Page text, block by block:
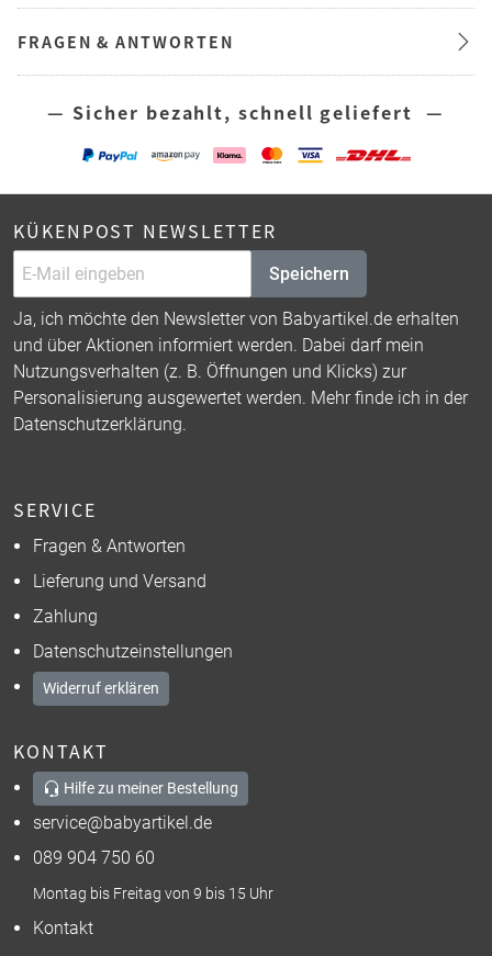
FRAGEN & ANTWORTEN
— Sicher bezahlt, schnell geliefert —
KÜKENPOST NEWSLETTER
Speichern
Ja, ich möchte den Newsletter von Babyartikel.de erhalten
und über Aktionen informiert werden. Dabei darf mein
Nutzungsverhalten (z. B. Öffnungen und Klicks) zur
Personalisierung ausgewertet werden. Mehr finde ich in der
Datenschutzerklärung.
SERVICE
Fragen & Antworten
Lieferung und Versand
Zahlung
Datenschutzeinstellungen
Widerruf erklären
KONTAKT
Hilfe zu meiner Bestellung
service@babyartikel.de
089 904 750 60
Montag bis Freitag von 9 bis 15 Uhr
Kontakt